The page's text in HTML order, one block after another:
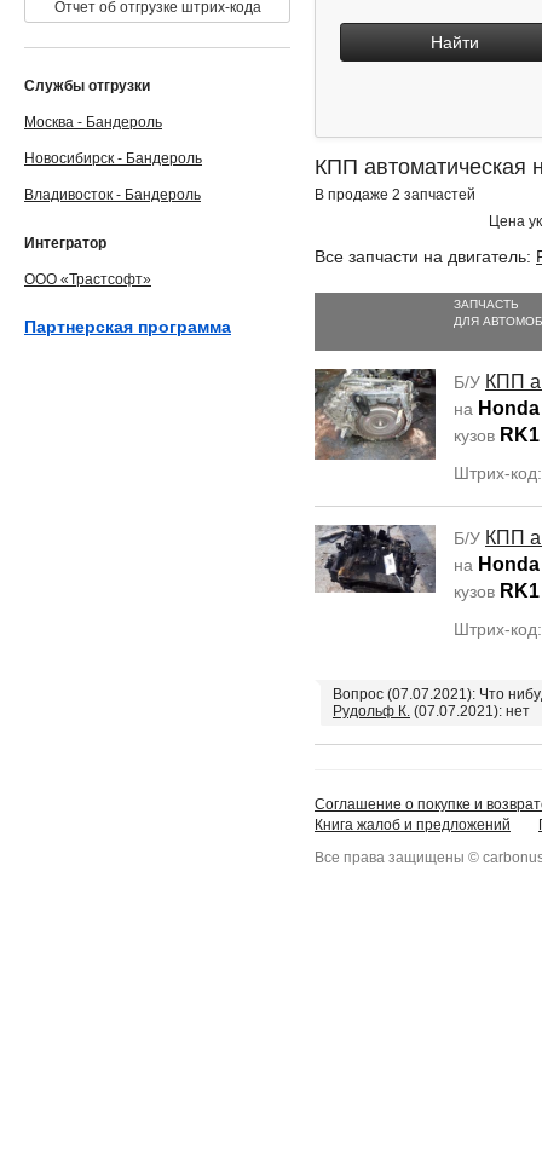
Найти
КПП автоматическая
В продаже 2 запчастей
Цена
Все запчасти на двигатель:
ЗАПЧАСТЬ
ДЛЯ
Б/У КПП
на
кузов RK1
Штрих-
Б/У КПП
на
кузов RK1
Штрих-
Вопрос (07.07.2021): Что
Рудольф К. (07.07.2021): нет
Отчет об отгрузке штрих-кода
Службы отгрузки
Москва - Бандероль
Новосибирск - Бандероль
Владивосток - Бандероль
Интегратор
ООО «Трастсофт»
Партнерская программа
Соглашение о покупке и
Книга жалоб и предложений
Все права защищены ©